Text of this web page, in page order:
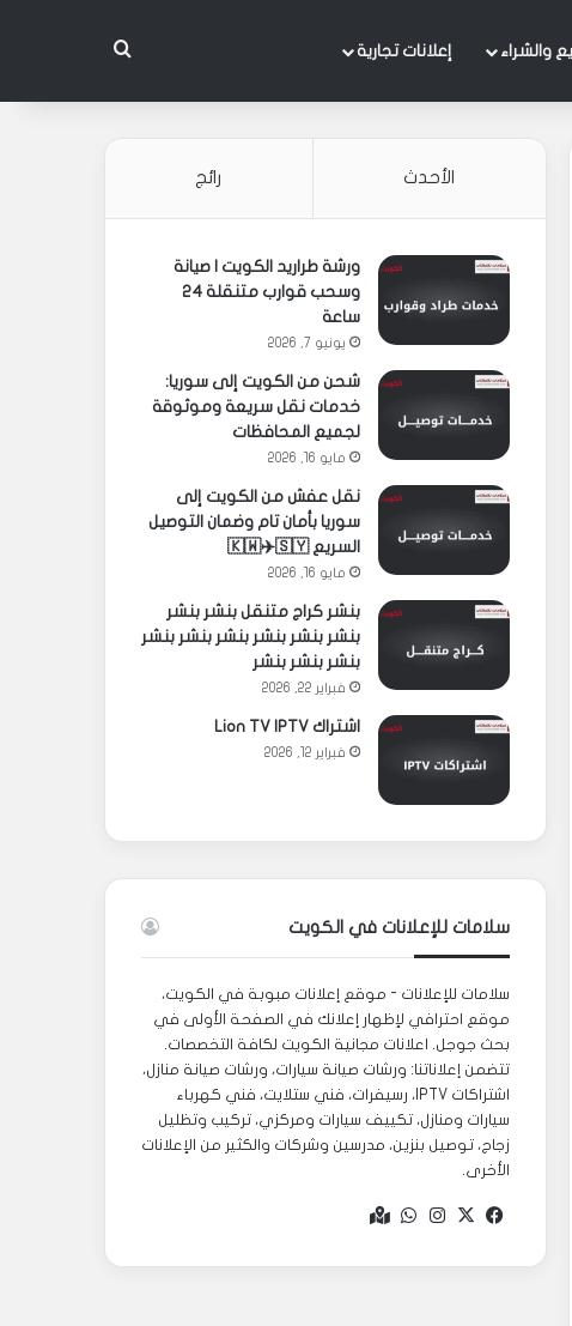
والشراء إعلانات تجارية بحث عن
الأحدث رائج
ورشة طراريد الكويت | صيانة
وسحب قوارب متنقلة 24
ساعة
يونيو 7, 2026
شحن من الكويت إلى سوريا:
خدمات نقل سريعة وموثوقة
لجميع المحافظات
مايو 16, 2026
نقل عفش من الكويت إلى
سوريا بأمان تام وضمان التوصيل
السريع 🇰🇼✈️🇸🇾
مايو 16, 2026
بنشر كراج متنقل بنشر بنشر
بنشر بنشر بنشر بنشر بنشر بنشر
بنشر بنشر بنشر
فبراير 22, 2026
اشتراك Lion TV IPTV
فبراير 12, 2026
سلامات للإعلانات في الكويت
سلامات للإعلانات - موقع إعلانات مبوبة في الكويت،
موقع احترافي لإظهار إعلانك في الصفحة الأولى في
بحث جوجل. اعلانات مجانية الكويت لكافة التخصصات.
تتضمن إعلاناتنا: ورشات صيانة سيارات، ورشات صيانة منازل،
اشتراكات IPTV، رسيفرات، فني ستلايت، فني كهرباء
سيارات ومنازل، تكييف سيارات ومركزي، تركيب وتظليل
زجاج، توصيل بنزين، مدرسين وشركات والكثير من الإعلانات
الأخرى.
فيسبوك
‫X انستقرام
واتساب